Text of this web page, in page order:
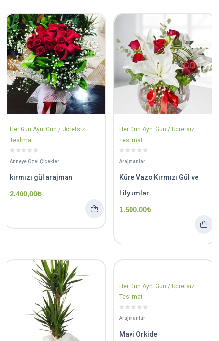
Her Gün Aynı Gün / Ücretsiz
Teslimat
Anneye Özel Çiçekler
kırmızı gül arajman
2.400,00₺
Her Gün Aynı Gün / Ücretsiz
Teslimat
Arajmanlar
Küre Vazo Kırmızı Gül ve
Lilyumlar
1.500,00₺
Her Gün Aynı Gün / Ücretsiz
Teslimat
Arajmanlar
Mavi Orkide